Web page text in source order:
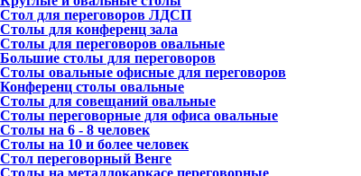
Стол для переговоров ЛДСП
Столы для конференц зала
Столы для переговоров овальные
Большие столы для переговоров
Столы овальные офисные для переговоров
Конференц столы овальные
Столы для совещаний овальные
Столы переговорные для офиса овальные
Столы на 6 - 8 человек
Столы на 10 и более человек
Стол переговорный Венге
Столы на металлокаркасе переговорные